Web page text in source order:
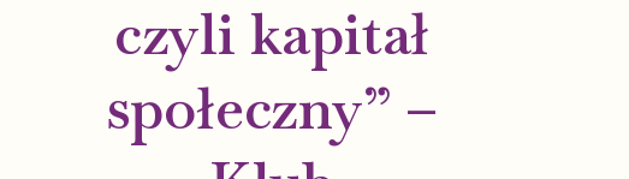
czyli kapitał
społeczny” –